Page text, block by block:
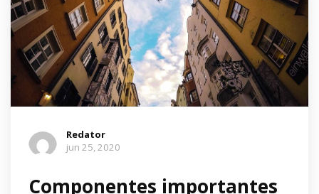
Redator
jun 25, 2020
Componentes importantes